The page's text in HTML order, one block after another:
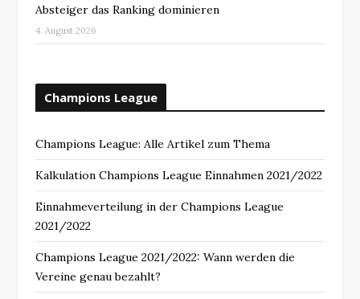
Absteiger das Ranking dominieren
4. August 2026
Champions League
Champions League: Alle Artikel zum Thema
Kalkulation Champions League Einnahmen 2021/2022
Einnahmeverteilung in der Champions League
2021/2022
Champions League 2021/2022: Wann werden die
Vereine genau bezahlt?